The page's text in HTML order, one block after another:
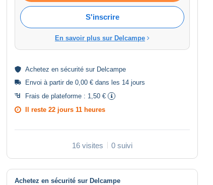
S'inscrire
En savoir plus sur Delcampe
Achetez en sécurité sur Delcampe
Envoi à partir de 0,00 € dans les 14 jours
Frais de plateforme : 1,50 €
Il reste 22 jours 11 heures
16 visites 0 suivi
Achetez en sécurité sur Delcampe